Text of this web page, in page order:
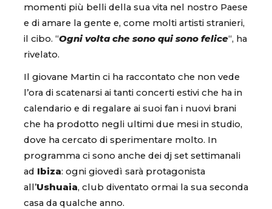
momenti più belli della sua vita nel nostro Paese
e di amare la gente e, come molti artisti stranieri,
il cibo. “Ogni volta che sono qui sono felice“, ha
rivelato.
Il giovane Martin ci ha raccontato che non vede
l’ora di scatenarsi ai tanti concerti estivi che ha in
calendario e di regalare ai suoi fan i nuovi brani
che ha prodotto negli ultimi due mesi in studio,
dove ha cercato di sperimentare molto. In
programma ci sono anche dei dj set settimanali
ad Ibiza: ogni giovedì sarà protagonista
all’Ushuaia, club diventato ormai la sua seconda
casa da qualche anno.